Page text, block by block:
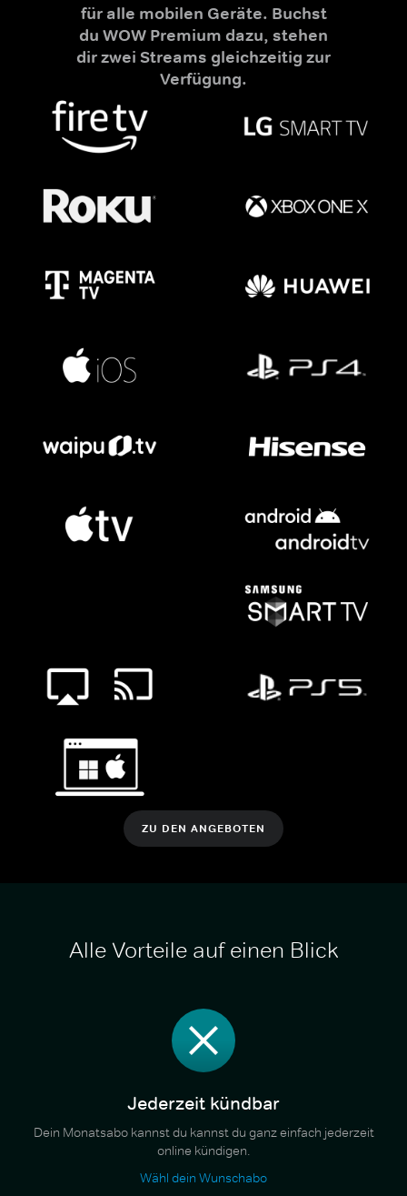
für alle mobilen Geräte. Buchst
du WOW Premium dazu, stehen
dir zwei Streams gleichzeitig zur
Verfügung.
ZU DEN ANGEBOTEN
Alle Vorteile auf einen Blick
Jederzeit kündbar
Dein Monatsabo kannst du kannst du ganz einfach jederzeit
online kündigen.
Wähl dein Wunschabo